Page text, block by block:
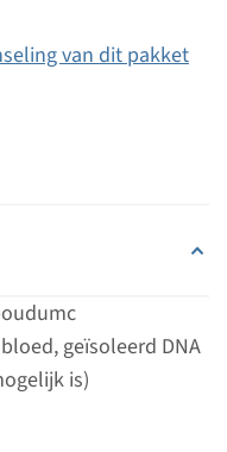
van dit pakket
bloed, geïsoleerd DNA
is)